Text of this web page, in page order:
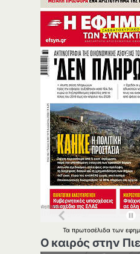
Ταπρωτοσέλιδατων
Ο καιρός στην